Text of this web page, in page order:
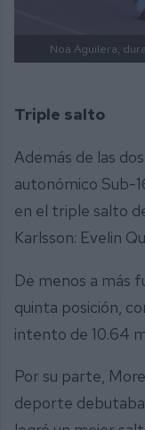
Noa Aguilera,
Triple salto
Además de las
autonómico Sub-
en el triple salto
Karlsson: Evelin
De menos a más
quinta posición,
intento de 10.64
Por su parte,
deporte